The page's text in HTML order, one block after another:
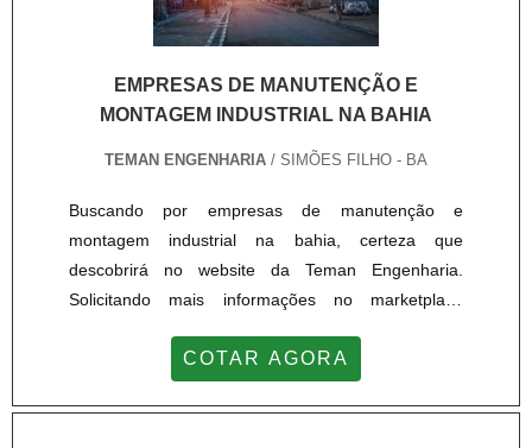
EMPRESAS DE MANUTENÇÃO E
MONTAGEM INDUSTRIAL NA BAHIA
TEMAN ENGENHARIA / SIMÕES FILHO - BA
Buscando por empresas de manutenção e
montagem industrial na bahia, certeza que
descobrirá no website da Teman Engenharia.
Solicitando mais informações no marketplace
segmento.MAIS INFORMAÇÕES INTERESSANTES
MONTAGEM INDUSTRIAL NA BAHIASe alguém
COTAR AGORA